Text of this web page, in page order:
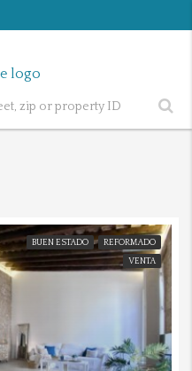
BUEN ESTADO
REFORMADO
VENTA